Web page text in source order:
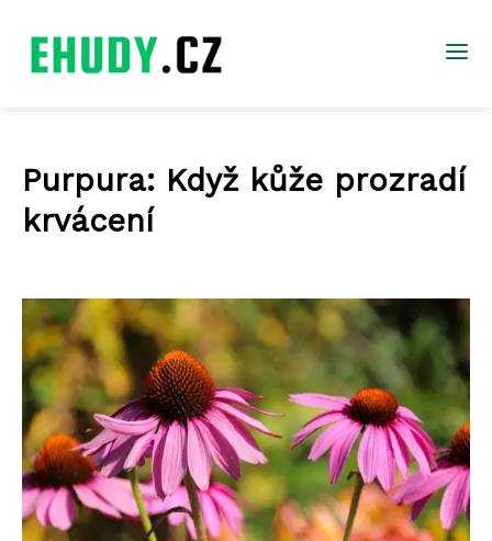
Purpura: Když kůže prozradí
krvácení